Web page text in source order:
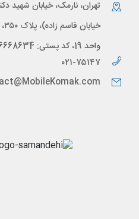
تهران، نارمک، خیابان شهید
واحد 19، کد پستی: 1646668634
۰۲۱-۷۵۱۴۷